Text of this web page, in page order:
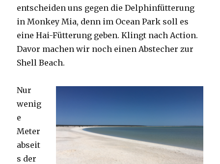
entscheiden uns gegen die Delphinfütterung
in Monkey Mia, denn im Ocean Park soll es
eine Hai-Fütterung geben. Klingt nach Action.
Davor machen wir noch einen Abstecher zur
Shell Beach.
Nur
wenig
e
Meter
abseit
s der